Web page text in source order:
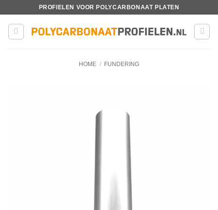
inhoud
PROFIELEN VOOR POLYCARBONAAT PLATEN
HOME / FUNDERING